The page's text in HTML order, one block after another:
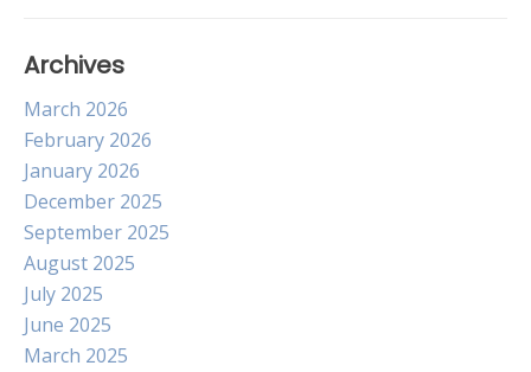
Archives
March 2026
February 2026
January 2026
December 2025
September 2025
August 2025
July 2025
June 2025
March 2025